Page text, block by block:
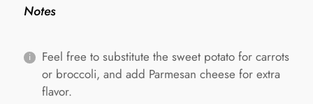
Notes
Feel free to substitute the sweet potato for carrots
or broccoli, and add Parmesan cheese for extra
flavor.